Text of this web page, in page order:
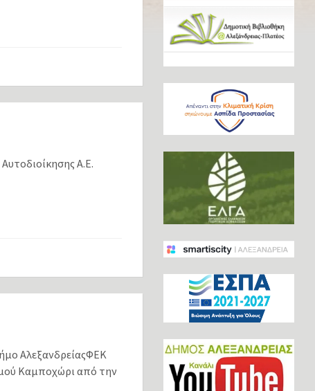
Α.Ε.
ΑλεξανδρείαςΦΕΚ
Καμποχώρι από την